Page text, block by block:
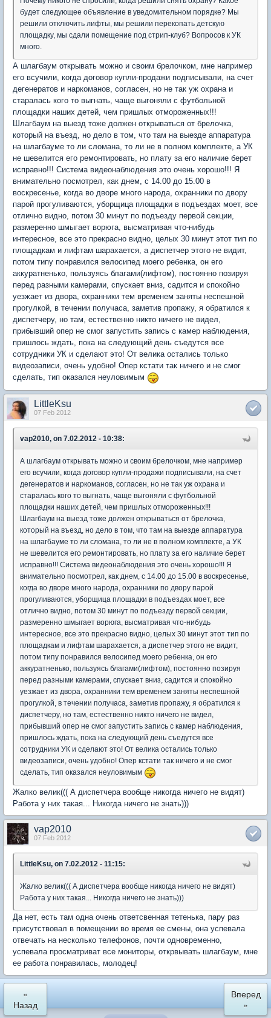
будет следующее объявление в уведомительном порядке? Мы
решили отключить лифты, мы решили перекопать детскую
площадку, мы сдали помещение под стрип-клуб? Вопросов к УК
много.
А шлагбаум открывать можно и своим брелочком, мне например
его всучили, когда договор купли-продажи подписывали, на счет
дегенератов и наркоманов, согласен, но не так уж охрана и
старалась кого то выгнать, чаще выгоняли с футбольной
площадки наших детей, чем пришлых отмороженных!!!
Шлагбаум на выезд тоже должен открываться от брелочка,
который на въезд, но дело в том, что там на выезде аппаратура
на шлагбауме то ли сломана, то ли не в полном комплекте, а УК
не шевелится его ремонтировать, но плату за его наличие берет
исправно!!! Система видеонаблюдения это очень хорошо!!! Я
внимательно посмотрел, как днем, с 14.00 до 15.00 в
воскресенье, когда во дворе много народа, охранники по двору
парой прогуливаются, уборщица площадки в подъездах моет, все
отлично видно, потом 30 минут по подъезду первой секции,
размеренно шмыгает ворюга, высматривая что-нибудь
интересное, все это прекрасно видно, целых 30 минут этот тип по
площадкам и лифтам шарахается, а диспетчер этого не видит,
потом типу понравился велосипед моего ребенка, он его
аккуратненько, пользуясь благами(лифтом), постоянно позируя
перед разными камерами, спускает вниз, садится и спокойно
уезжает из двора, охранники тем временем заняты неспешной
прогулкой, в течении получаса, заметив пропажу, я обратился к
диспетчеру, но там, естественно никто ничего не видел,
прибывший опер не смог запустить запись с камер наблюдения,
пришлось ждать, пока на следующий день съедутся все
сотрудники УК и сделают это! От велика остались только
видеозаписи, очень удобно! Опер кстати так ничего и не смог
сделать, тип оказался неуловимым
LittleKsu
07 Feb 2012
vap2010, on 7.02.2012 - 10:38:
А шлагбаум открывать можно и своим брелочком, мне например
его всучили, когда договор купли-продажи подписывали, на счет
дегенератов и наркоманов, согласен, но не так уж охрана и
старалась кого то выгнать, чаще выгоняли с футбольной
площадки наших детей, чем пришлых отмороженных!!!
Шлагбаум на выезд тоже должен открываться от брелочка,
который на въезд, но дело в том, что там на выезде аппаратура
на шлагбауме то ли сломана, то ли не в полном комплекте, а УК
не шевелится его ремонтировать, но плату за его наличие берет
исправно!!! Система видеонаблюдения это очень хорошо!!! Я
внимательно посмотрел, как днем, с 14.00 до 15.00 в воскресенье,
когда во дворе много народа, охранники по двору парой
прогуливаются, уборщица площадки в подъездах моет, все
отлично видно, потом 30 минут по подъезду первой секции,
размеренно шмыгает ворюга, высматривая что-нибудь
интересное, все это прекрасно видно, целых 30 минут этот тип по
площадкам и лифтам шарахается, а диспетчер этого не видит,
потом типу понравился велосипед моего ребенка, он его
аккуратненько, пользуясь благами(лифтом), постоянно позируя
перед разными камерами, спускает вниз, садится и спокойно
уезжает из двора, охранники тем временем заняты неспешной
прогулкой, в течении получаса, заметив пропажу, я обратился к
диспетчеру, но там, естественно никто ничего не видел,
прибывший опер не смог запустить запись с камер наблюдения,
пришлось ждать, пока на следующий день съедутся все
сотрудники УК и сделают это! От велика остались только
видеозаписи, очень удобно! Опер кстати так ничего и не смог
сделать, тип оказался неуловимым
Жалко велик((( А диспетчера вообще никогда ничего не видят)
Работа у них такая... Никогда ничего не знать)))
vap2010
07 Feb 2012
LittleKsu, on 7.02.2012 - 11:15:
Жалко велик((( А диспетчера вообще никогда ничего не видят)
Работа у них такая... Никогда ничего не знать)))
Да нет, есть там одна очень ответсвенная тетенька, пару раз
присутствовал в помещении во время ее смены, она успевала
отвечать на несколько телефонов, почти одновременно,
успевала просматриват все мониторы, открвывать шлагбаум, мне
ее работа понравилась, молодец!
«
Назад
Вперед
»